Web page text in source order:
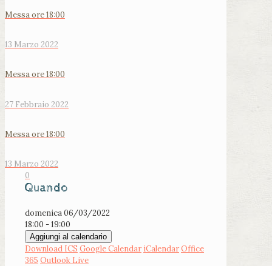
Messa ore 18:00
13 Marzo 2022
Messa ore 18:00
27 Febbraio 2022
Messa ore 18:00
13 Marzo 2022
0
Quando
domenica 06/03/2022
18:00 - 19:00
Aggiungi al calendario
Download ICS Google Calendar iCalendarOffice
365 Outlook Live